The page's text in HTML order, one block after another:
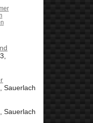
Sauerlach
Sauerlach